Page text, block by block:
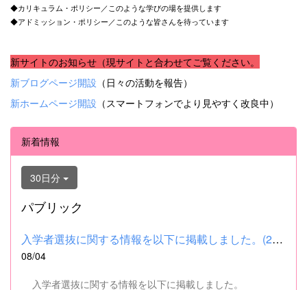
◆カリキュラム・ポリシー／このような学びの場を提供します
◆アドミッション・ポリシー／このような皆さんを待っています
新サイトのお知らせ（現サイトと合わせてご覧ください。
新ブログページ開設 （日々の活動を報告）
新ホームページ開設 （スマートフォンでより見やすく改良中）
新着情報
30日分
パブリック
入学者選抜に関する情報を以下に掲載しました。(2026.8.4) ■令和...
08/04
入学者選抜に関する情報を以下に掲載しました。